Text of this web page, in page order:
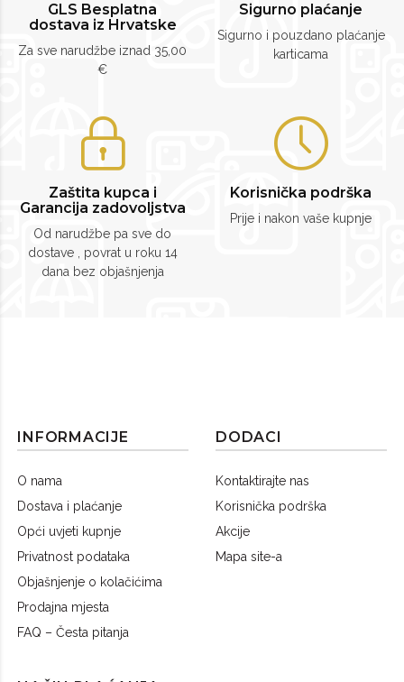
GLS Besplatna
dostava iz Hrvatske
Za sve narudžbe iznad 35,00
€
Sigurno plaćanje
Sigurno i pouzdano plaćanje
karticama
Zaštita kupca i
Garancija zadovoljstva
Od narudžbe pa sve do
dostave , povrat u roku 14
dana bez objašnjenja
Korisnička podrška
Prije i nakon vaše kupnje
INFORMACIJE
O nama
Dostava i plaćanje
Opći uvjeti kupnje
Privatnost podataka
Objašnjenje o kolačićima
Prodajna mjesta
FAQ – Česta pitanja
DODACI
Kontaktirajte nas
Korisnička podrška
Akcije
Mapa site-a